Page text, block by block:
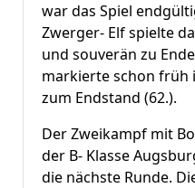
war das Spiel
Zwerger- Elf spielte
und souverän zu
markierte schon früh
zum Endstand (62.).
Der Zweikampf mit
der B- Klasse
die nächste Runde.